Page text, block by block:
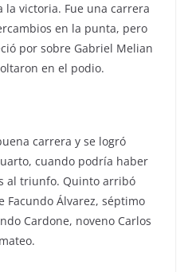
la victoria. Fue una carrera
en la punta, pero
por sobre Gabriel Melian
en el podio.
carrera y se logró
cuando podría haber
al triunfo. Quinto arribó
Facundo Álvarez, séptimo
Cardone, noveno Carlos